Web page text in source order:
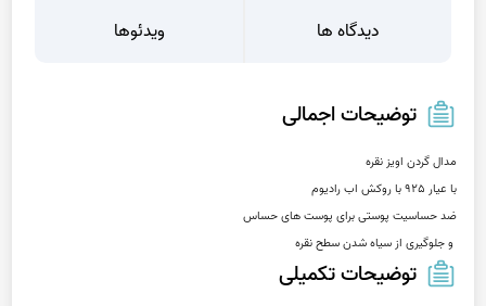
دیدگاه ها ویدئوها
توضیحات اجمالی
توضیحات تکمیلی